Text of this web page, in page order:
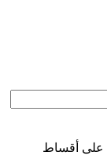
على أقساط